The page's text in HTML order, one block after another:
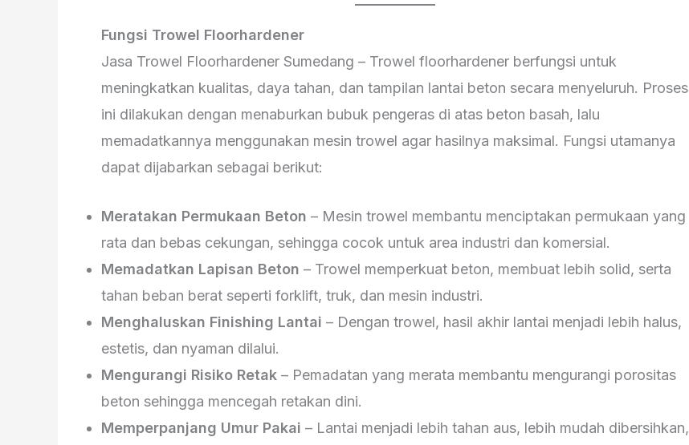
Fungsi Trowel Floorhardener
Jasa Trowel Floorhardener Sumedang – Trowel floorhardener berfungsi untuk
meningkatkan kualitas, daya tahan, dan tampilan lantai beton secara menyeluruh. Proses
ini dilakukan dengan menaburkan bubuk pengeras di atas beton basah, lalu
memadatkannya menggunakan mesin trowel agar hasilnya maksimal. Fungsi utamanya
dapat dijabarkan sebagai berikut:
Meratakan Permukaan Beton – Mesin trowel membantu menciptakan permukaan yang
rata dan bebas cekungan, sehingga cocok untuk area industri dan komersial.
Memadatkan Lapisan Beton – Trowel memperkuat beton, membuat lebih solid, serta
tahan beban berat seperti forklift, truk, dan mesin industri.
Menghaluskan Finishing Lantai – Dengan trowel, hasil akhir lantai menjadi lebih halus,
estetis, dan nyaman dilalui.
Mengurangi Risiko Retak – Pemadatan yang merata membantu mengurangi porositas
beton sehingga mencegah retakan dini.
Memperpanjang Umur Pakai – Lantai menjadi lebih tahan aus, lebih mudah dibersihkan,